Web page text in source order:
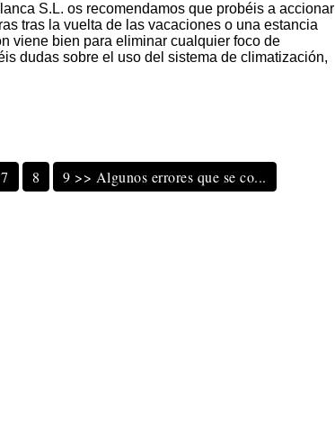
S.L. os recomendamos que probéis a accionar
tras la vuelta de las vacaciones o una estancia
viene bien para eliminar cualquier foco de
dudas sobre el uso del sistema de climatización,
8 9 >> Algunos errores que se co...